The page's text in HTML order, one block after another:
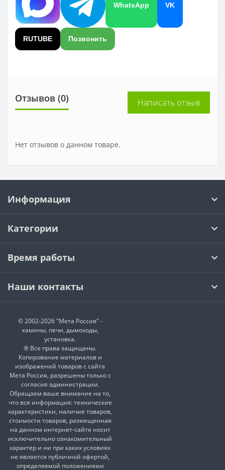
WhatsApp VK
RUTUBE Позвонить
Отзывов (0) Написать отзыв
Нет отзывов о данном товаре.
Информация
Категории
Время работы
Наши контакты
© 2002-2026 "Мета Россия" -
камины, печи, дымоходы,
установка.
® Все права защищены.
Копирование материалов и
изображений товаров с сайта
Мета Россия, разрешены только с
согласия администрации.
Обращаем ваше внимание на то,
что вся информация: технические
характеристики, наличие товаров,
стоимости товаров, размещенная
на данном интернет-сайте носит
исключительно ознакомительный
характер и ни при каких условиях
не является публичной офертой,
определяемой положениями